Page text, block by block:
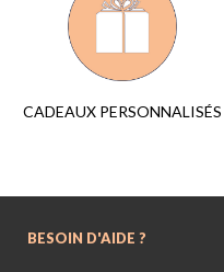
CADEAUX PERSONNALISÉS
BESOIN D'AIDE ?